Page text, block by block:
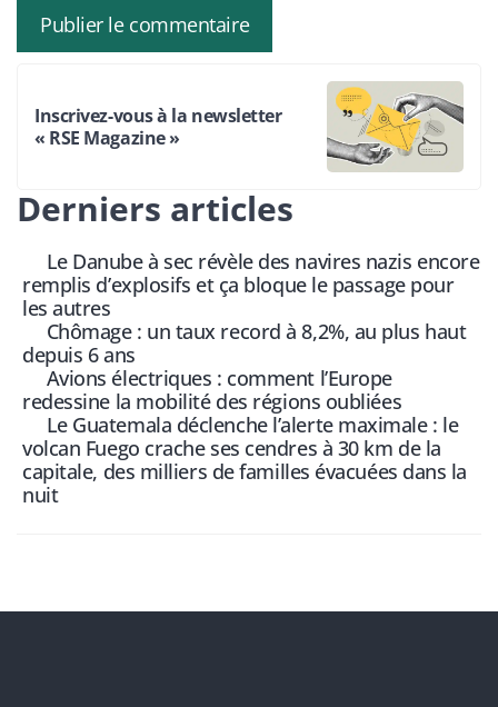
Inscrivez-vous à la newsletter
« RSE Magazine »
Derniers articles
Le Danube à sec révèle des navires nazis encore
remplis d’explosifs et ça bloque le passage pour
les autres
Chômage : un taux record à 8,2%, au plus haut
depuis 6 ans
Avions électriques : comment l’Europe
redessine la mobilité des régions oubliées
Le Guatemala déclenche l’alerte maximale : le
volcan Fuego crache ses cendres à 30 km de la
capitale, des milliers de familles évacuées dans la
nuit